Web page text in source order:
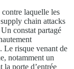
contre laquelle les
chain attacks
constat partagé
Le risque venant de
notamment un
la porte d’entrée